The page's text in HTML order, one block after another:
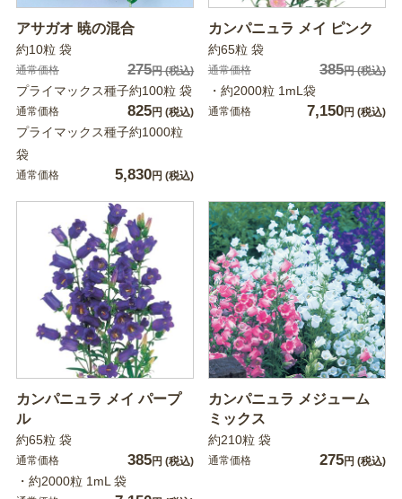
アサガオ 暁の混合
約10粒 袋
通常価格 275円(税込)
プライマックス種子約100粒 袋
通常価格 825円 (税込)
プライマックス種子約1000粒
袋
通常価格 5,830円 (税込)
カンパニュラ メイ ピンク
約65粒 袋
通常価格 385円(税込)
・約2000粒 1mL袋
通常価格 7,150円 (税込)
カンパニュラ メイ パープ
ル
約65粒 袋
通常価格 385円 (税込)
・約2000粒 1mL 袋
カンパニュラ メジューム
ミックス
約210粒 袋
通常価格 275円 (税込)